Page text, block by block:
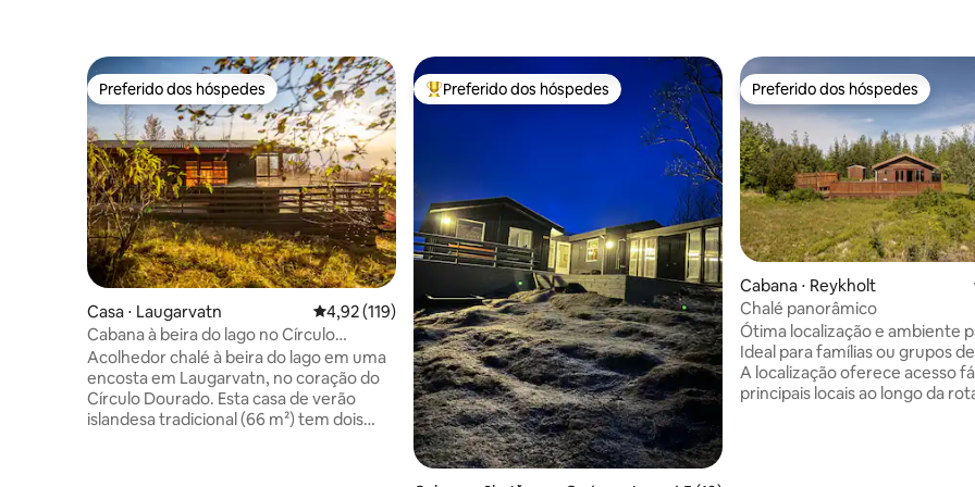
Preferido dos hóspedes
Preferido dos hóspedes
Casa ⋅ Laugarvatn 4,92 de uma avaliação média de 5, 119 avaliações
4,92 (119)
Cabana à beira do lago no Círculo
Dourado com banheira de
hidromassagem privativa
Acolhedor chalé à beira do lago em uma
encosta em Laugarvatn, no coração do
Círculo Dourado. Esta casa de verão
islandesa tradicional (66 m²) tem dois
Entre os melhores preferidos dos hóspedes
Preferido dos hóspedes Preferido dos hóspedes
Preferido dos hóspedes
Cabana ⋅ Reykholt
Chalé panorâmico
Ótima localização e ambiente
Ideal para famílias ou grupos
A localização oferece acesso
principais locais ao longo da